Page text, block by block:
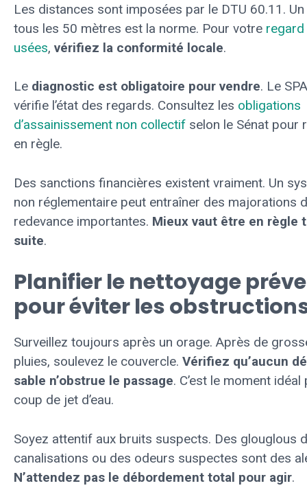
Les distances sont imposées par le DTU 60.11.
tous les 50 mètres est la norme. Pour votre regard
usées, vérifiez la conformité locale.
Le diagnostic est obligatoire pour vendre. Le
vérifie l’état des regards. Consultez les obligations
d’assainissement non collectif selon le Sénat pour
en règle.
Des sanctions financières existent vraiment. Un
non réglementaire peut entraîner des majorations
redevance importantes. Mieux vaut être en règle
suite.
Planifier le nettoyage
pour éviter les
Surveillez toujours après un orage. Après de
pluies, soulevez le couvercle. Vérifiez qu’aucun
sable n’obstrue le passage. C’est le moment idéal
coup de jet d’eau.
Soyez attentif aux bruits suspects. Des glouglous
canalisations ou des odeurs suspectes sont des
N’attendez pas le débordement total pour agir.